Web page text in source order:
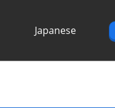
Japanese